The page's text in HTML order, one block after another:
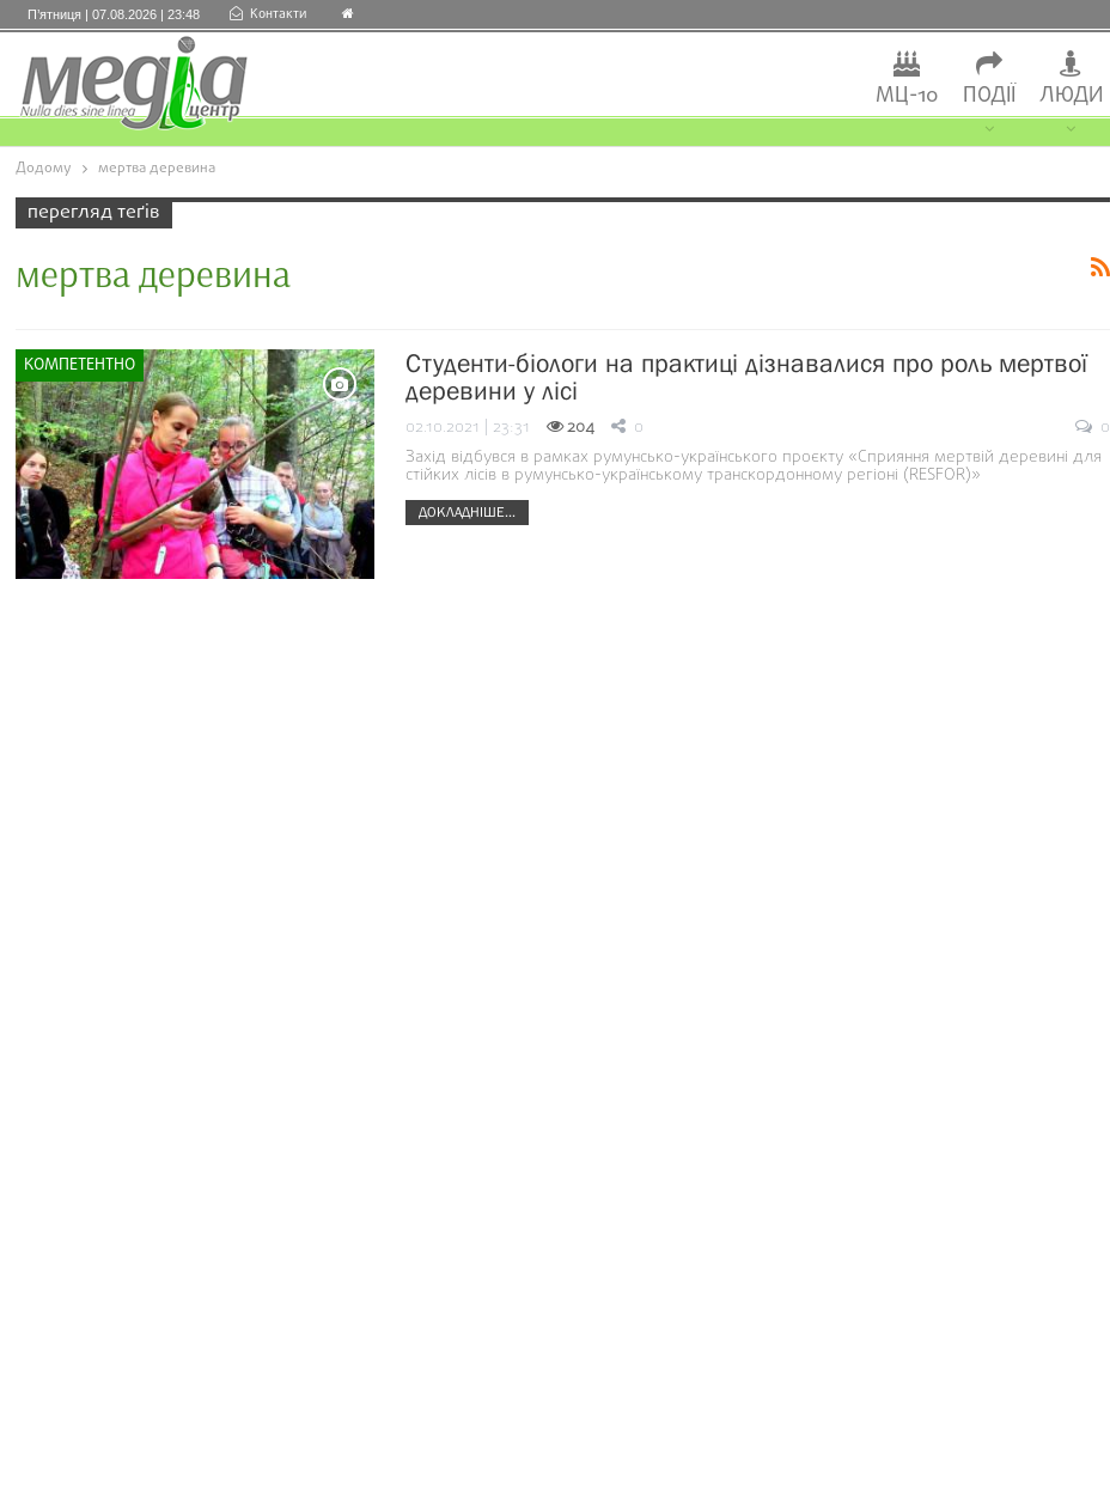
П’ятниця | 07.08.2026 | 23:48 Контакти
МЦ-10 ПОДІЇ ЛЮДИ
Додому мертва деревина
перегляд теґів
мертва деревина
КОМПЕТЕНТНО
Студенти-біологи на практиці дізнавалися про роль мертвої
деревини у лісі
02.10.2021 | 23:31 204 0
0
Захід відбувся в рамках румунсько-українського проєкту «Сприяння мертвій деревині для
стійких лісів в румунсько-українському транскордонному регіоні (RESFOR)»
ДОКЛАДНІШЕ...